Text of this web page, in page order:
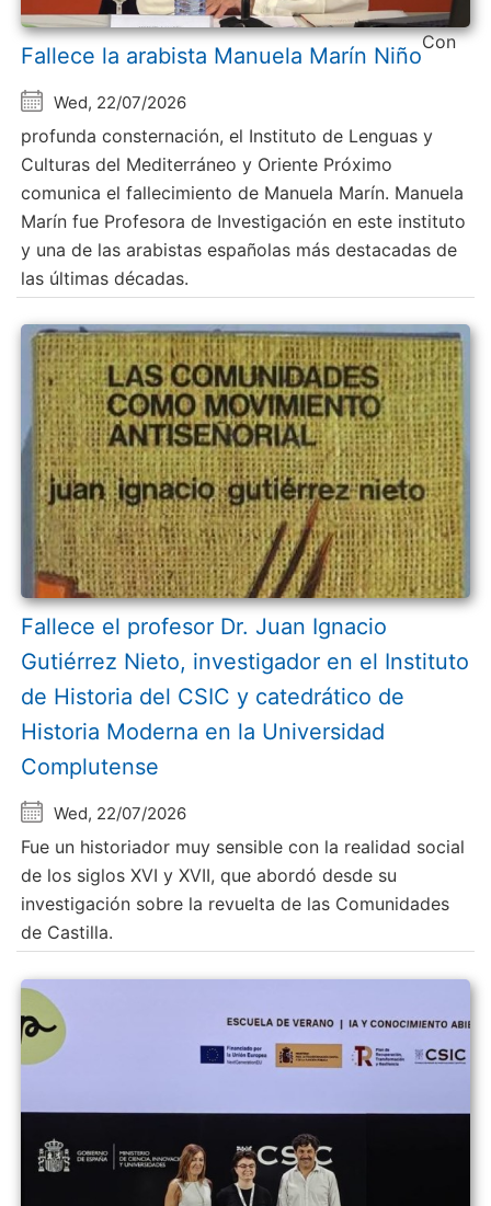
Fallece la arabista Manuela Marín Niño
Wed, 22/07/2026
Con
profunda consternación, el Instituto de Lenguas y
Culturas del Mediterráneo y Oriente Próximo
comunica el fallecimiento de Manuela Marín. Manuela
Marín fue Profesora de Investigación en este instituto
y una de las arabistas españolas más destacadas de
las últimas décadas.
Fallece el profesor Dr. Juan Ignacio
Gutiérrez Nieto, investigador en el Instituto
de Historia del CSIC y catedrático de
Historia Moderna en la Universidad
Complutense
Wed, 22/07/2026
Fue un historiador muy sensible con la realidad social
de los siglos XVI y XVII, que abordó desde su
investigación sobre la revuelta de las Comunidades
de Castilla.